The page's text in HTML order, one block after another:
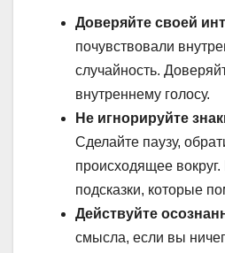
Доверяйте своей
почувствовали
случайность.
внутреннему голосу.
Не игнорируйте
Сделайте паузу,
происходящее
подсказки, которые
Действуйте
смысла, если вы